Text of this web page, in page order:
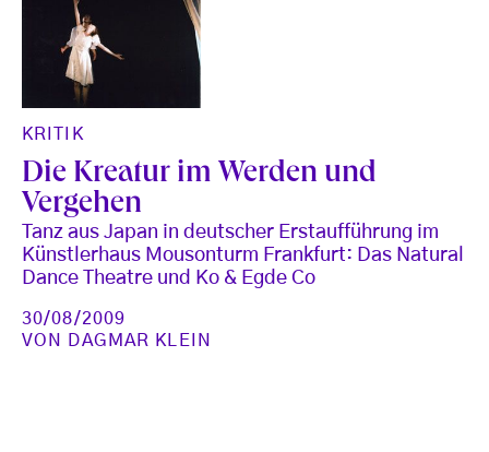
KRITIK
Die Kreatur im Werden und
Vergehen
Tanz aus Japan in deutscher Erstaufführung im
Künstlerhaus Mousonturm Frankfurt: Das Natural
Dance Theatre und Ko & Egde Co
30/08/2009
VON
DAGMAR KLEIN